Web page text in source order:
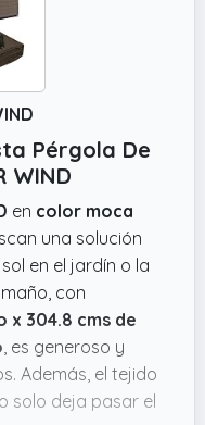
Pérgola De
WIND
en color moca
una solución
en el jardín o la
con
x 304.8 cms de
, es generoso y
Además, el tejido
solo deja pasar el